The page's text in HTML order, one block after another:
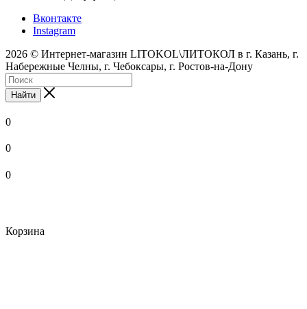
Вконтакте
Instagram
2026 © Интернет-магазин LITOKOL\ЛИТОКОЛ в г. Казань, г.
Набережные Челны, г. Чебоксары, г. Ростов-на-Дону
Найти
0
0
0
Корзина